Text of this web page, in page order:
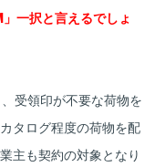
一択と言えるでしょ
受領印が不要な荷物を
タログ程度の荷物を配
主も契約の対象となり